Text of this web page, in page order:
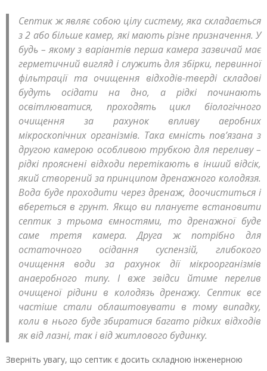
Септик ж являє собою цілу систему, яка складається
з 2 або більше камер, які мають різне призначення. У
будь – якому з варіантів перша камера зазвичай має
герметичний вигляд і служить для збірки, первинної
фільтрації та очищення відходів-тверді складові
будуть осідати на дно, а рідкі починають
освітлюватися, проходять цикл біологічного
очищення за рахунок впливу аеробних
мікроскопічних організмів. Така ємність пов’язана з
другою камерою особливою трубкою для переливу –
рідкі прояснені відходи перетікають в інший відсік,
який створений за принципом дренажного колодязя.
Вода буде проходити через дренаж, доочиститься і
вбереться в грунт. Якщо ви плануєте встановити
септик з трьома ємностями, то дренажної буде
саме третя камера. Друга ж потрібно для
остаточного осідання суспензій, глибокого
очищення води за рахунок дії мікроорганізмів
анаеробного типу. І вже звідси йтиме перелив
очищеної рідини в колодязь дренажу. Септик все
частіше стали облаштовувати в тому випадку,
коли в нього буде збиратися багато рідких відходів
як від лазні, так і від житлового будинку.
Зверніть увагу, що септик є досить складною інженерною